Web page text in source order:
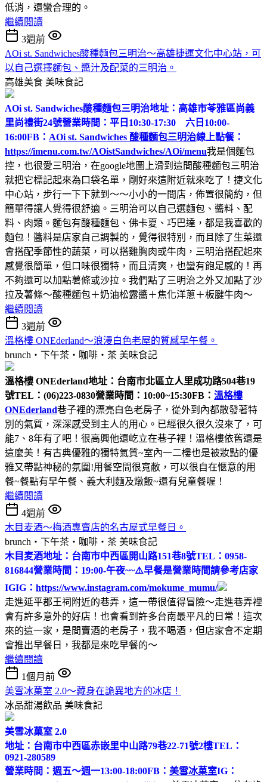
低消，還蠻合理的。
繼續閱讀
3週前
AOi st. Sandwiches酸種麵包三明治～高雄捷運文化中心站，可
以自己選擇麵包、醬汁及配菜的三明治。
高雄美食 美味食記
AOi st. Sandwiches酸種麵包三明治地址：高雄市苓雅區尚義
里尚禮街24號營業時間：平日10:30-17:30 六日10:00-
16:00FB： AOi st. Sandwiches 酸種麵包三明治線上點餐：
https://imenu.com.tw/AOistSandwiches/AOi/menu我是個麵包
控，也很愛三明治，在google地圖上滑到這間酸種麵包三明治
就把它標記起來為口袋名單，剛好來這附近就來吃了！捷文化
中心站，步行一下下就到～～小小的一間店，佈置很簡約，但
簡單得讓人覺得很舒適。三明治可以自己選麵包、醬料、配
料、肉類。麵包有酸種麵包、佛卡夏、巧巴達，都是我喜歡的
麵包！醬料是店家自己調製的，覺得很特別，而且除了生菜還
會搭配季節性的蔬菜，可以搭雞胸肉或牛肉，三明治搭配起來
感覺很簡單，但口味很獨特，而且清爽，也蠻有飽足感的！再
不夠還可以加點薯條或沙拉。我們點了三明治之外又加點了沙
拉及薯條～酸種麵包＋奶油松露醬＋焦化洋蔥＋板腱牛肉～
繼續閱讀
3週前
溫格樓 ONEderland～浪漫白色老屋的質感早午餐。
brunch‧下午茶‧咖啡‧茶 美味食記
溫格樓 ONEderland地址：台南市北區立人里成功路504巷19
號TEL：(06)223-0830營業時間：10:00~15:30FB： 溫格樓
ONEderland巷子裡的漂亮白色老房子，從外到內都散發著特
別的氣質，深深感受到主人的用心。已經很久很久沒來了，可
能7、8年有了吧！很高興他還屹立在巷子裡！溫格樓依舊還是
這麼美！有古典優雅的獨特氣質~室內一二樓也是被妝點的優
雅又帶點神秘的氛圍!用餐空間很寬敝，可以很自在愜意的用
餐~餐點有早午餐、義大利麵及燉飯~還有兒童餐喔！
繼續閱讀
4週前
木目麦酒～梅酒專賣店的名古屋式早餐日。
brunch‧下午茶‧咖啡‧茶 美味食記
木目麦酒地址：台南市中西區開山路151巷8號TEL：0958-
816844營業時間：19:00-午夜~~⚠️早餐是營業時間請參考店家
IGIG： https://www.instagram.com/mokume_mumu/
走進延平郡王祠附近的巷弄，這一帶很值得冒險～走進巷弄裡
會有許多意外的好店！也會看到許多台南最平凡的日常！這次
來的這一家，是間賣酒的老房子，我不喝酒，但店家會不定期
會推出早餐日，我都是來吃早餐的～
繼續閱讀
1個月前
美雪冰菓室 2.0～藏身在詭異地方的冰店！
冰品甜湯飲品 美味食記
美雪冰菓室 2.0
地址：台南市中西區赤嵌里中山路79巷22-71號2樓TEL：
0921-280589
營業時間：週五～週一13:00-18:00FB： 美雪冰菓室IG：